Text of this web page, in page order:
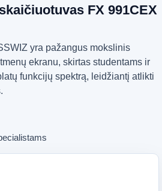
FX 991CEX
yra pažangus mokslinis
ekranu, skirtas studentams ir
funkcijų spektrą, leidžiantį atlikti